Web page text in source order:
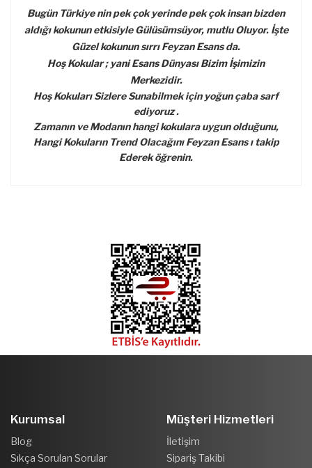
Bugün Türkiye nin pek çok yerinde pek çok insan bizden
aldığı kokunun etkisiyle Gülüsümsüyor, mutlu Oluyor. İşte
Güzel kokunun sırrı Feyzan Esans da.
Hoş Kokular ; yani Esans Dünyası Bizim İşimizin
Merkezidir.
Hoş Kokuları Sizlere Sunabilmek için yoğun çaba sarf
ediyoruz .
Zamanın ve Modanın hangi kokulara uygun olduğunu,
Hangi Kokuların Trend Olacağını Feyzan Esans ı takip
Ederek öğrenin.
Kurumsal
Blog
Sıkça Sorulan Sorular
Müşteri Hizmetleri
İletişim
Sipariş Takibi